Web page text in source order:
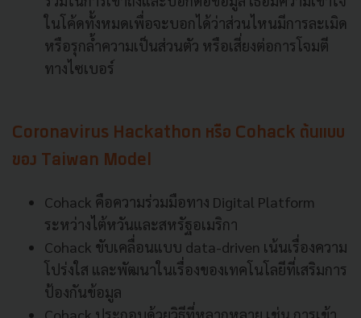
ในโค้ดทั้งหมดเพื่อจะบอกได้ว่าส่วนไหนมีการละเมิด
หรือรุกล้ำความเป็นส่วนตัว หรือเสี่ยงต่อการโจมตี
ทางไซเบอร์
Coronavirus Hackathon หรือ Cohack ต้นแบบ
ของ Taiwan Model
Cohack คือความร่วมมือทาง Digital Platform
ระหว่างไต้หวันและสหรัฐอเมริกา
Cohack ขับเคลื่อนแบบ data-driven เน้นเรื่องความ
โปร่งใส และพัฒนาในเรื่องของเทคโนโลยีที่เสริมการ
ป้องกันข้อมูล